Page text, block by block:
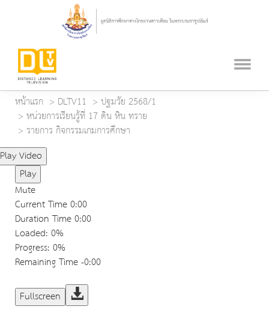
หน้าแรก DLTV11
ปฐมวัย 2568/1
หน่วยการเรียนรู้ที่ 17 ดิน หิน ทราย
รายการ กิจกรรมเกมการศึกษา
Play Video
Play
Mute
Current Time0:00
Duration Time0:00
Loaded: 0%
Progress: 0%
Remaining Time-0:00
Fullscreen